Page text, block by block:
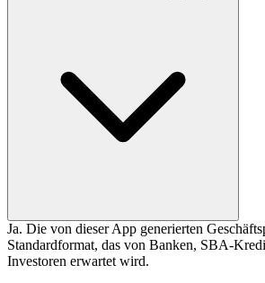
Ja. Die von dieser App generierten
Standardformat, das von Banken, SBA-
Investoren erwartet wird.